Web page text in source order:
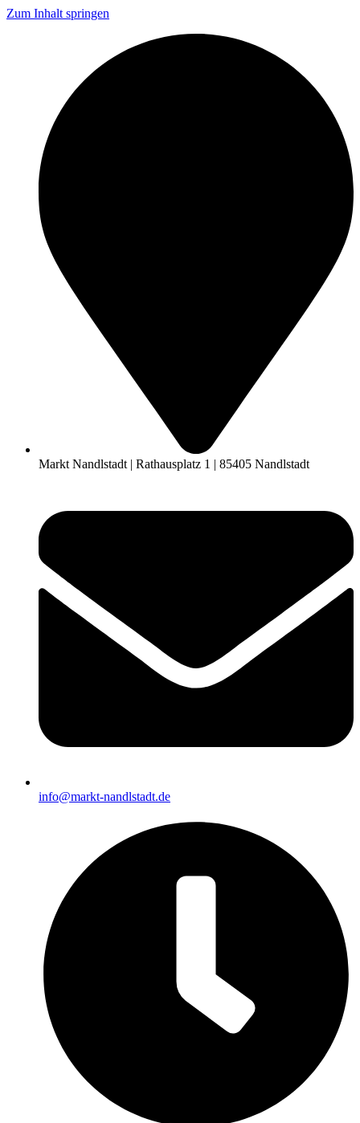
Zum Inhalt springen
Markt Nandlstadt | Rathausplatz 1 | 85405 Nandlstadt
info@markt-nandlstadt.de